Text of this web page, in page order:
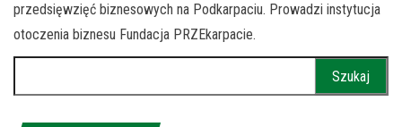
przedsięwzięć biznesowych na Podkarpaciu. Prowadzi instytucja
otoczenia biznesu Fundacja PRZEkarpacie.